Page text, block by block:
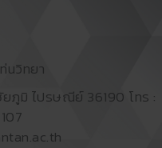
นวิทยา
ยภูมิ ไปรษณีย์ 36190 โทร :